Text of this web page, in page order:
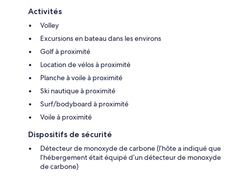
Activités
Volley
Excursions en bateau dans les environs
Golf à proximité
Location de vélos à proximité
Planche à voile à proximité
Ski nautique à proximité
Surf/bodyboard à proximité
Voile à proximité
Dispositifs de sécurité
Détecteur de monoxyde de carbone (l’hôte a indiqué que
l’hébergement était équipé d’un détecteur de monoxyde
de carbone)